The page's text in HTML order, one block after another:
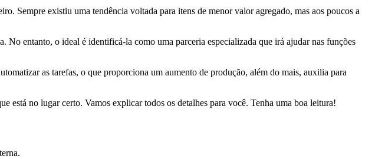
Sempre existiu uma tendência voltada para itens de menor valor agregado, mas aos poucos a
entanto, o ideal é identificá-la como uma parceria especializada que irá ajudar nas funções
as tarefas, o que proporciona um aumento de produção, além do mais, auxilia para
está no lugar certo. Vamos explicar todos os detalhes para você. Tenha uma boa leitura!